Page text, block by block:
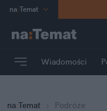
na:Temat
Poland
mama
Rozrywka
Wiadomości
na:Temat Podróże